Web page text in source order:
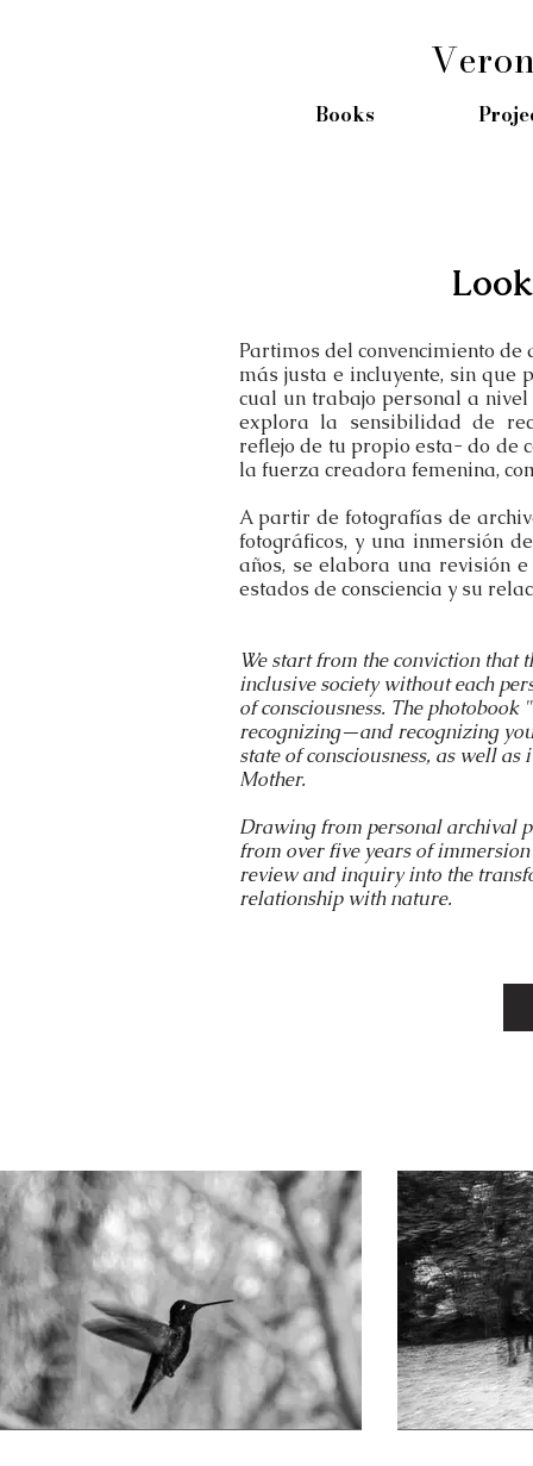
Books
Partimos del convencimiento
más justa e incluyente, sin que
cual un trabajo personal a nivel
explora la sensibilidad de
reflejo de tu propio esta- do de
la fuerza creadora femenina,
A partir de fotografías de
fotográficos, y una inmersión
años, se elabora una revisión
estados de consciencia y su
We start from the conviction that
inclusive society without each
of consciousness. The
recognizing—and recognizing
state of consciousness, as well
Mother.
Drawing from personal archival
from over five years of
review and inquiry into the
relationship with nature.